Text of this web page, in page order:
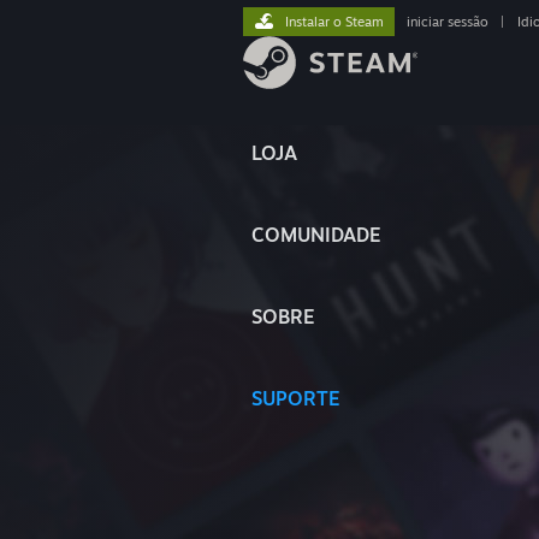
LOJA
COMUNIDADE
SOBRE
SUPORTE
Instalar o Steam iniciar sessão